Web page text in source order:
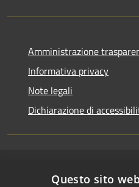
Amministrazione
Informativa privacy
Note legali
Dichiarazione di
Questo sito